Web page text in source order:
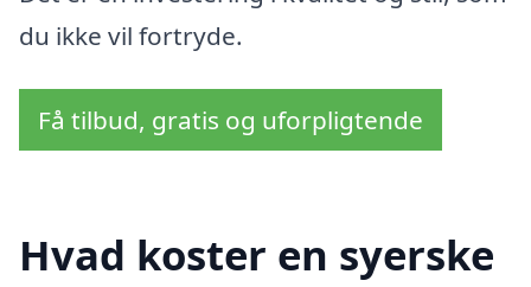
du ikke vil fortryde.
Få tilbud, gratis og uforpligtende
Hvad koster en syerske